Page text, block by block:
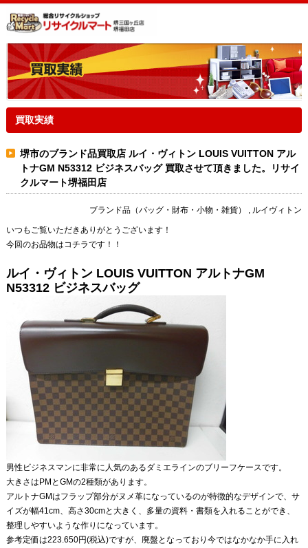
買取実績
堺市のブランド品買取店 ルイ・ヴィトン LOUIS VUITTON アル
トナGM N53312 ビジネスバッグ 買取させて頂きました。リサイ
クルマート堺福田店
ブランド品（バッグ・財布・小物・雑貨） , ルイヴィトン
いつもご覧いただきありがとうございます！
今回のお品物はコチラです！！
ルイ・ヴィトン LOUIS VUITTON アルトナGM
N53312 ビジネスバッグ
男性ビジネスマンに非常に人気のあるダミエラインのブリーフケースです。
大きさはPMとGMの2種類があります。
アルトナGMはフラップ部分がヌメ革になっているのが特徴的なデザインで、サ
イズが幅41cm、高さ30cmと大きく、多量の資料・書類を入れることができ、
整理しやすいような作りになっています。
参考定価は223.650円(税込)ですが、廃盤となっており今ではなかなか手に入れ